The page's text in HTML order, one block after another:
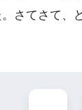
さてさて、